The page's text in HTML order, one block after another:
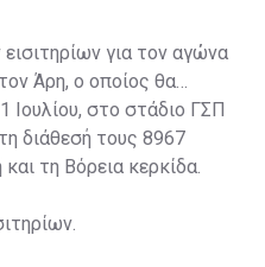
για τον αγώνα
Άρη, ο οποίος θα
Ιουλίου, στο στάδιο ΓΣΠ
διάθεσή τους 8967
και τη Βόρεια κερκίδα.